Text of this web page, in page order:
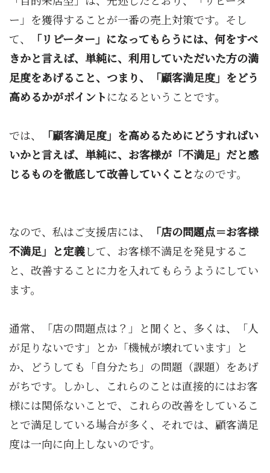
ー」を獲得することが一番の売上対策です。そし
て、
「リピーター」になってもらうには、何をすべ
きかと言えば、単純に、利用していただいた方の満
足度をあげること、つまり、「顧客満足度」をどう
高めるかがポイントになるということです。
では、
「顧客満足度」を高めるためにどうすればい
いかと言えば、単純に、お客様が「不満足」だと感
じるものを徹底して改善していくことなのです。
なので、私はご支援店には、
「店の問題点＝お客様
不満足」と定義して、お客様不満足を発見するこ
と、改善することに力を入れてもらうようにしてい
ます。
通常、「店の問題点は？」と聞くと、多くは、「人
が足りないです」とか「機械が壊れています」と
か、どうしても「自分たち」の問題（課題）をあげ
がちです。しかし、これらのことは直接的にはお客
様には関係ないことで、これらの改善をしているこ
とで満足している場合が多く、それでは、顧客満足
度は一向に向上しないのです。